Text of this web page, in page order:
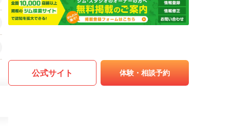
公式サイト 体験・相談予約